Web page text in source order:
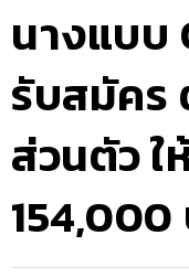
นางแบบ
รับสมัคร
ส่วนตัว ใ
154,000